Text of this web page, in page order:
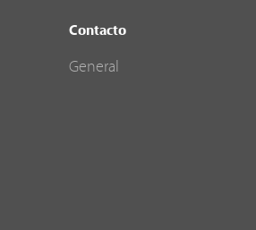
Contacto
General